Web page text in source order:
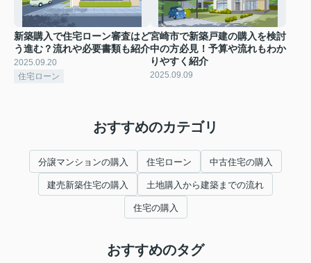
新築購入で住宅ローン審査はど
う進む？流れや必要書類も紹介
2025.09.20
住宅ローン
宮崎市で新築戸建の購入を検討
中の方必見！予算や流れもわか
りやすく紹介
2025.09.09
おすすめのカテゴリ
分譲マンションの購入 住宅ローン 中古住宅の購入
建売新築住宅の購入 土地購入から建築までの流れ
住宅の購入
おすすめのタグ